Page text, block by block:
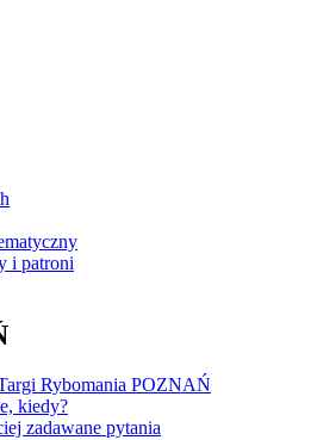
i patroni
Rybomania POZNAŃ
kiedy?
zadawane pytania